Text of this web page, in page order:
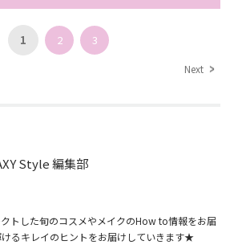
1 2 3
Next
Style 編集部
トした旬のコスメやメイクのHow to情報をお届
るキレイのヒントをお届けしていきます★